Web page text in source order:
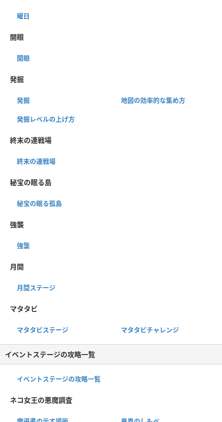
曜日
開眼
開眼
発掘
発掘 地図の効率的な集め方
発掘レベルの上げ方
終末の連戦場
終末の連戦場
秘宝の眠る島
秘宝の眠る孤島
強襲
強襲
月間
月間ステージ
マタタビ
マタタビステージ マタタビチャレンジ
イベントステージの攻略一覧
イベントステージの攻略一覧
ネコ女王の悪魔調査